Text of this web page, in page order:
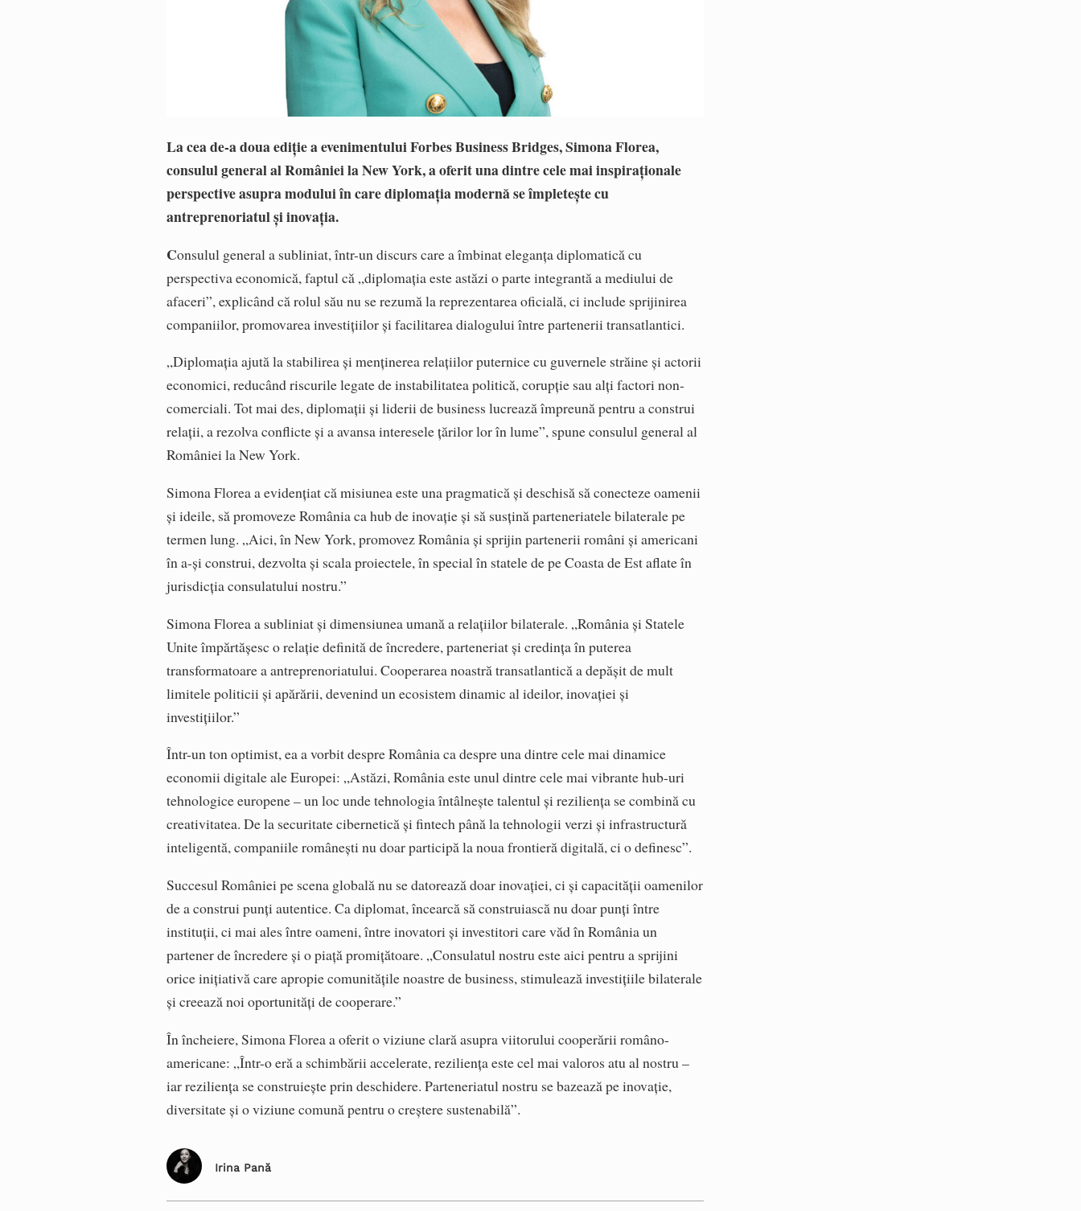
La cea de-a doua ediție a evenimentului Forbes Business Bridges, Simona Florea,
consulul general al României la New York, a oferit una dintre cele mai inspiraționale
perspective asupra modului în care diplomația modernă se împletește cu
antreprenoriatul și inovația.
Consulul general a subliniat, într-un discurs care a îmbinat eleganța diplomatică cu
perspectiva economică, faptul că „diplomația este astăzi o parte integrantă a mediului de
afaceri”, explicând că rolul său nu se rezumă la reprezentarea oficială, ci include sprijinirea
companiilor, promovarea investițiilor și facilitarea dialogului între partenerii transatlantici.
„Diplomația ajută la stabilirea și menținerea relațiilor puternice cu guvernele străine și actorii
economici, reducând riscurile legate de instabilitatea politică, corupție sau alți factori non-
comerciali. Tot mai des, diplomații și liderii de business lucrează împreună pentru a construi
relații, a rezolva conflicte și a avansa interesele țărilor lor în lume”, spune consulul general al
României la New York.
Simona Florea a evidențiat că misiunea este una pragmatică și deschisă să conecteze oamenii
și ideile, să promoveze România ca hub de inovație și să susțină parteneriatele bilaterale pe
termen lung. „Aici, în New York, promovez România și sprijin partenerii români și americani
în a-și construi, dezvolta și scala proiectele, în special în statele de pe Coasta de Est aflate în
jurisdicția consulatului nostru.”
Simona Florea a subliniat și dimensiunea umană a relațiilor bilaterale. „România și Statele
Unite împărtășesc o relație definită de încredere, parteneriat și credința în puterea
transformatoare a antreprenoriatului. Cooperarea noastră transatlantică a depășit de mult
limitele politicii și apărării, devenind un ecosistem dinamic al ideilor, inovației și
investițiilor.”
Într-un ton optimist, ea a vorbit despre România ca despre una dintre cele mai dinamice
economii digitale ale Europei: „Astăzi, România este unul dintre cele mai vibrante hub-uri
tehnologice europene – un loc unde tehnologia întâlnește talentul și reziliența se combină cu
creativitatea. De la securitate cibernetică și fintech până la tehnologii verzi și infrastructură
inteligentă, companiile românești nu doar participă la noua frontieră digitală, ci o definesc”.
Succesul României pe scena globală nu se datorează doar inovației, ci și capacității oamenilor
de a construi punți autentice. Ca diplomat, încearcă să construiască nu doar punți între
instituții, ci mai ales între oameni, între inovatori și investitori care văd în România un
partener de încredere și o piață promițătoare. „Consulatul nostru este aici pentru a sprijini
orice inițiativă care apropie comunitățile noastre de business, stimulează investițiile bilaterale
și creează noi oportunități de cooperare.”
În încheiere, Simona Florea a oferit o viziune clară asupra viitorului cooperării româno-
americane: „Într-o eră a schimbării accelerate, reziliența este cel mai valoros atu al nostru –
iar reziliența se construiește prin deschidere. Parteneriatul nostru se bazează pe inovație,
diversitate și o viziune comună pentru o creștere sustenabilă”.
Irina Pană